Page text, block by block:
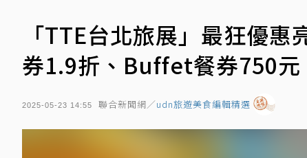
「TTE台北旅展」最狂優
券1.9折、Buffet餐券750元
2025-05-23 14:55 聯合新聞網／udn旅遊美食編輯精選